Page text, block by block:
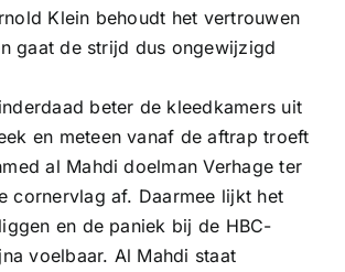
Klein behoudt het vertrouwen
gaat de strijd dus ongewijzigd
beter de kleedkamers uit
en meteen vanaf de aftrap troeft
al Mahdi doelman Verhage ter
cornervlag af. Daarmee lijkt het
en de paniek bij de HBC-
voelbaar. Al Mahdi staat